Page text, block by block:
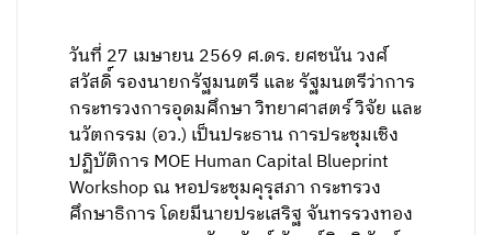
วันที่ 27 เมษายน 2569 ศ.ดร. ยศชนัน วงศ์
สวัสดิ์ รองนายกรัฐมนตรี และ รัฐมนตรีว่าการ
กระทรวงการอุดมศึกษา วิทยาศาสตร์ วิจัย และ
นวัตกรรม (อว.) เป็นประธาน การประชุมเชิง
ปฏิบัติการ MOE Human Capital Blueprint
Workshop ณ หอประชุมคุรุสภา กระทรวง
ศึกษาธิการ โดยมีนายประเสริฐ จันทรรวงทอง